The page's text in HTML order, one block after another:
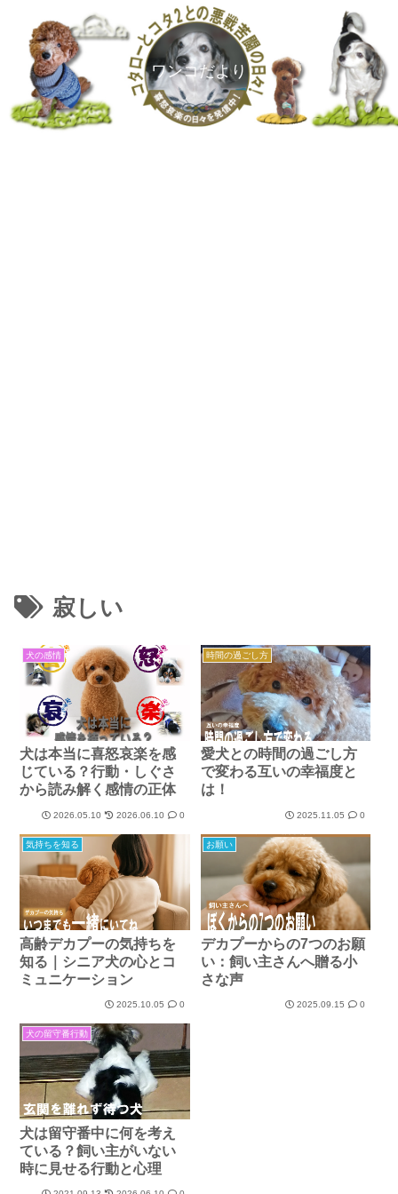
ワンコだより
寂しい
犬の感情
犬は本当に喜怒哀楽を感
じている？行動・しぐさ
から読み解く感情の正体
2026.05.10 2026.06.10 0
時間の過ごし方
愛犬との時間の過ごし方
で変わる互いの幸福度と
は！
2025.11.05 0
気持ちを知る
高齢デカプーの気持ちを
知る｜シニア犬の心とコ
ミュニケーション
2025.10.05 0
お願い
デカプーからの7つのお願
い：飼い主さんへ贈る小
さな声
2025.09.15 0
犬の留守番行動
犬は留守番中に何を考え
ている？飼い主がいない
時に見せる行動と心理